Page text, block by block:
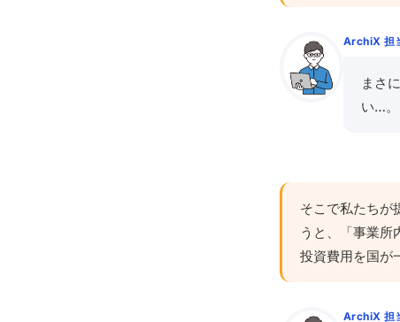
ArchiX 担
まさ
い…。
そこで私たちが
うと、「事業所
投資費用を国が
ArchiX 担